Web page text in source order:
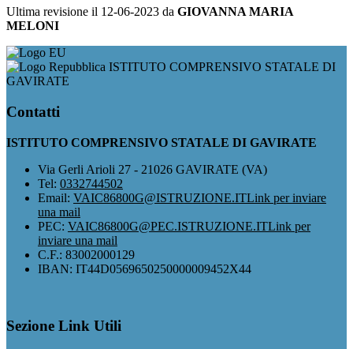
Ultima revisione il 12-06-2023 da GIOVANNA MARIA
MELONI
ISTITUTO COMPRENSIVO STATALE DI
GAVIRATE
Contatti
ISTITUTO COMPRENSIVO STATALE DI GAVIRATE
Via Gerli Arioli 27 - 21026 GAVIRATE (VA)
Tel: 0332744502
Email: VAIC86800G@ISTRUZIONE.ITLink per inviare
una mail
PEC: VAIC86800G@PEC.ISTRUZIONE.ITLink per
inviare una mail
C.F.: 83002000129
IBAN: IT44D0569650250000009452X44
Sezione Link Utili